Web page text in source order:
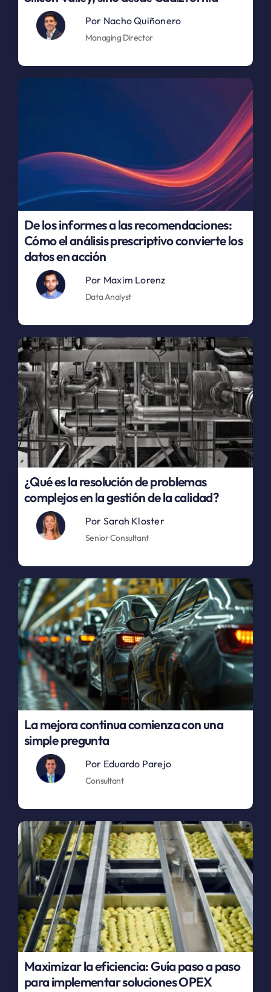
Por Nacho Quiñonero
Managing Director
De los informes a las recomendaciones:
Cómo el análisis prescriptivo convierte los
datos en acción
Por Maxim Lorenz
Data Analyst
¿Qué es la resolución de problemas
complejos en la gestión de la calidad?
Por Sarah Kloster
Senior Consultant
La mejora continua comienza con una
simple pregunta
Por Eduardo Parejo
Consultant
Maximizar la eficiencia: Guía paso a paso
para implementar soluciones OPEX